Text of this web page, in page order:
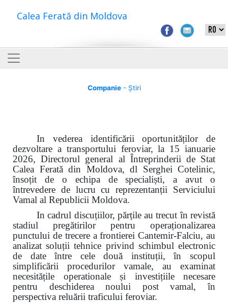
Calea Ferată din Moldova
Companie- Știri
In vederea identificării oportunităților de
dezvoltare a transportului feroviar, la 15 ianuarie
2026, Directorul general al Întreprinderii de Stat
Calea Ferată din Moldova, dl Serghei Cotelinic,
însoțit de o echipa de specialiști, a avut o
întrevedere de lucru cu reprezentanții Serviciului
Vamal al Republicii Moldova.
In cadrul discuțiilor, părțile au trecutîn revistă
stadiul pregătirilor pentru operaționalizarea
punctului de trecere a frontierei Cantemir-Falciu, au
analizat soluții tehnice privind schimbul electronic
de date între cele două instituții, în scopul
simplificării procedurilor vamale, au examinat
necesitățile operationale și investițiile necesare
pentru deschiderea noului post vamal, în
perspectiva reluării traficului feroviar.